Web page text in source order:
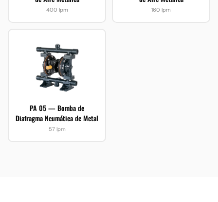
400 lpm 160 lpm
PA 05 — Bomba de
Diafragma Neumática de Metal
57 lpm